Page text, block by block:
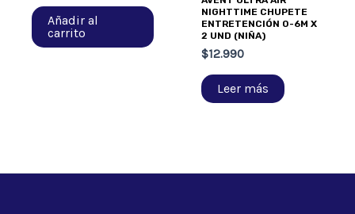
Añadir al
carrito
NIGHTTIME CHUPETE
ENTRETENCIÓN 0-6M X
2 UND (NIÑA)
$12.990
Leer más